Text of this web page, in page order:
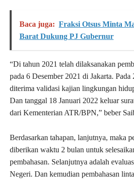
Baca juga: Fraksi Otsus Minta
Barat Dukung PJ Gubernur
“Di tahun 2021 telah dilaksanakan
pada 6 Desember 2021 di Jakarta. Pada
diterima validasi kajian lingkungan
Dan tanggal 18 Januari 2022 keluar
dari Kementerian ATR/BPN,” beber
Berdasarkan tahapan, lanjutnya, maka
diberikan waktu 2 bulan untuk
pembahasan. Selanjutnya adalah
Negeri. Dan kemudian pembahasan